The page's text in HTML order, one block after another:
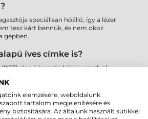
speciálisan hőálló, így a lézer
tesz kárt bennük, és nem okoz
gépben.
íves címke is?
alapú íves címkék is, amelyek
ívek szélein lévő biztonsági
elemzésére, weboldalunk
tartalom megjelenítésére és
biztosítására. Az általunk használt sütikkel